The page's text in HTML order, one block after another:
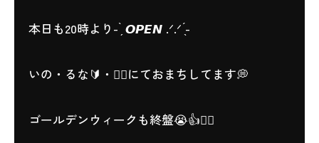
本日も20時より- ̗̀ 𝙊𝙋𝙀𝙉 .ᐟ.ᐟ ̖́-
いの・るな🔰・🧚‍♂️にておまちしてます💭
ゴールデンウィークも終盤😭👍❤️‍🔥